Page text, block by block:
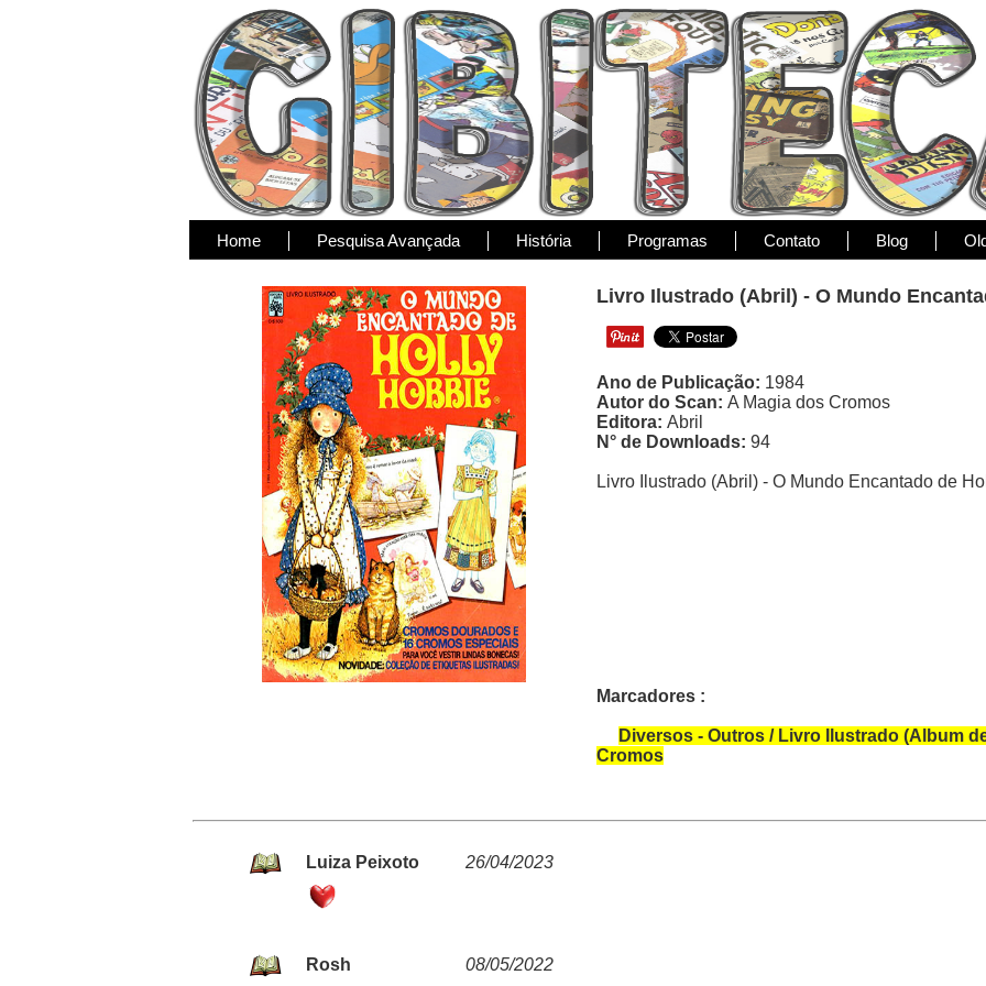
Home Pesquisa Avançada História Programas Contato Blog
Livro Ilustrado (Abril) - O Mundo
Ano de Publicação: 1984
Autor do Scan: A Magia dos Cromos
Editora: Abril
N° de Downloads: 94
Livro Ilustrado (Abril) - O Mundo Encantado de
Marcadores :
Diversos - Outros / Livro Ilustrado (Album
Cromos
Luiza Peixoto 26/04/2023
Rosh 08/05/2022